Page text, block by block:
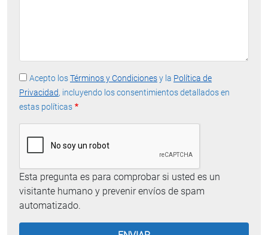
Acepto losTérminos y Condicionesy la Política de
Privacidad, incluyendo los consentimientos detallados en
estas políticas
Esta pregunta es para comprobar si usted es un
visitante humano y prevenir envíos de spam
automatizado.